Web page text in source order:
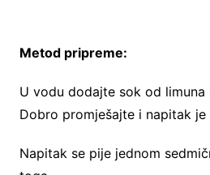
Metod pripreme:
U vodu dodajte sok od
Dobro promješajte i napitak je
Napitak se pije jednom